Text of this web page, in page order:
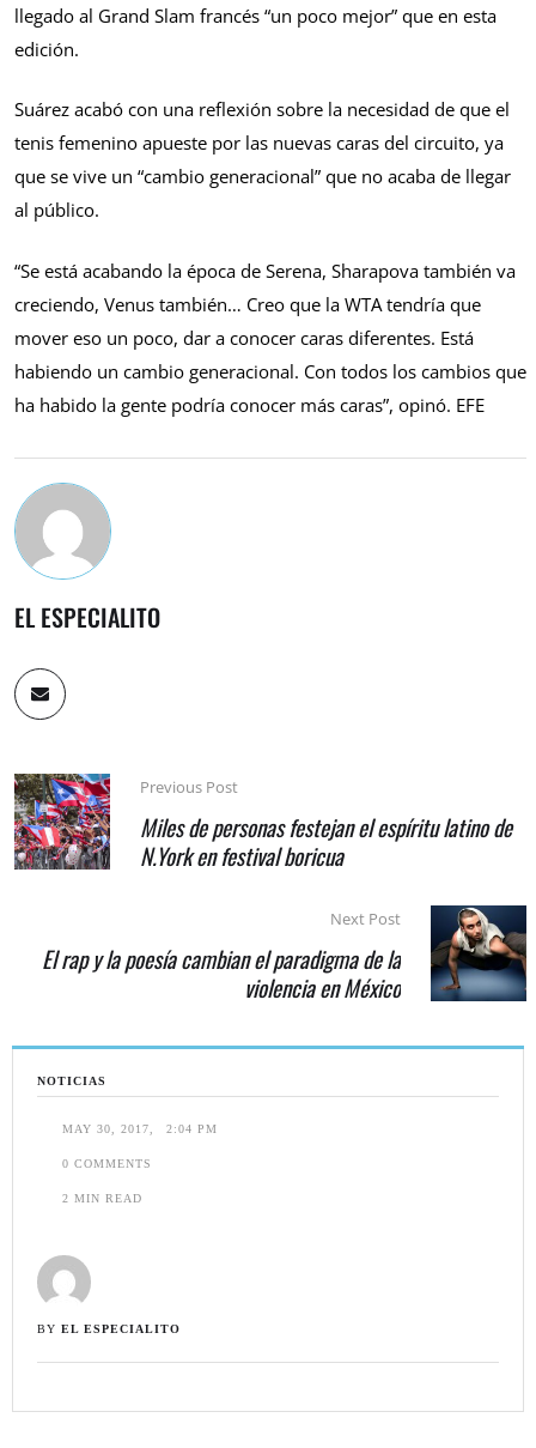
NOTICIAS
MAY 30, 2017, 2:04 PM
0 COMMENTS
2 MIN READ
BY EL ESPECIALITO
llegado al Grand Slam francés “un poco mejor” que en esta
edición.
Suárez acabó con una reflexión sobre la necesidad de que el
tenis femenino apueste por las nuevas caras del circuito, ya
que se vive un “cambio generacional” que no acaba de llegar
al público.
“Se está acabando la época de Serena, Sharapova también va
creciendo, Venus también… Creo que la WTA tendría que
mover eso un poco, dar a conocer caras diferentes. Está
habiendo un cambio generacional. Con todos los cambios que
ha habido la gente podría conocer más caras”, opinó. EFE
EL ESPECIALITO
Previous Post
Miles de personas festejan el espíritu latino de
N.York en festival boricua
Next Post
El rap y la poesía cambian el paradigma de la
violencia en México